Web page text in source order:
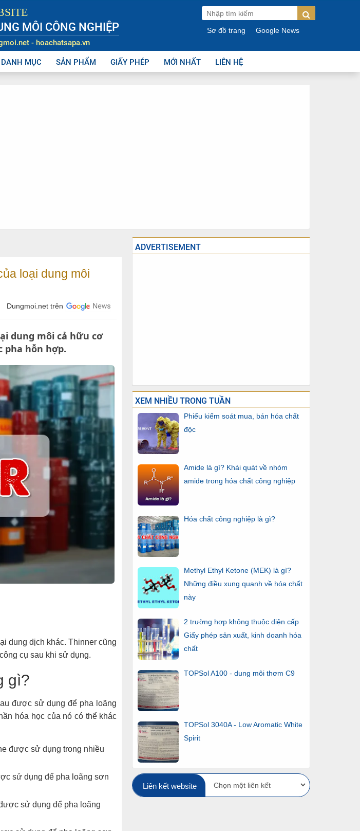
DANH MỤC SẢN PHẨM GIẤY PHÉP MỚI NHẤT LIÊN HỆ
MÔI CÔNG NGHIỆP
- hoachatsapa.vn
Sơ đồ trang Google News
loại dung môi
Dungmoi.net trên
dung môi cả hữu cơ
pha hỗn hợp.
dung dịch khác. Thinner cũng
cụ sau khi sử dụng.
gì?
được sử dụng để pha loãng
hóa học của nó có thể khác
được sử dụng trong nhiều
sử dụng để pha loãng sơn
sử dụng để pha loãng
ADVERTISEMENT
XEM NHIỀU TRONG TUẦN
Phiếu kiểm soát mua, bán hóa chất
độc
Amide là gì? Khái quát về nhóm
amide trong hóa chất công nghiệp
Hóa chất công nghiệp là gì?
Methyl Ethyl Ketone (MEK) là gì?
Những điều xung quanh về hóa chất
này
2 trường hợp không thuộc diện cấp
Giấy phép sản xuất, kinh doanh hóa
chất
TOPSol A100 - dung môi thơm C9
TOPSol 3040A - Low Aromatic White
Spirit
Liên kết website